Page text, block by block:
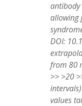
antibody
allowing
DOI:
from 80
>> >20
values